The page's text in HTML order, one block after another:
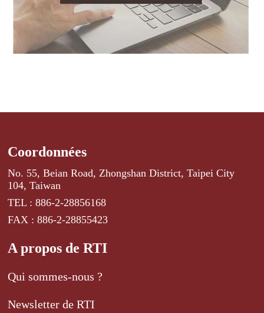
Coordonnées
No. 55, Beian Road, Zhongshan District, Taipei City
104, Taiwan
TEL : 886-2-28856168
FAX : 886-2-28855423
A propos de RTI
Qui sommes-nous ?
Newsletter de RTI